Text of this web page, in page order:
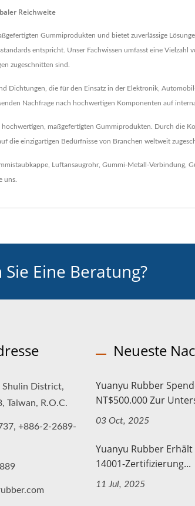
Reichweite
Gummiprodukten und bietet zuverlässige
entspricht. Unser Fachwissen umfasst eine
zugeschnitten sind.
Dichtungen, die für den Einsatz in der Elektronik,
Nachfrage nach hochwertigen Komponenten auf
maßgefertigten Gummiprodukten. Durch die
die einzigartigen Bedürfnisse von Branchen weltweit
Luftansaugrohr, Gummi-Metall-Verbindung
uns
Eine Beratung?
Shulin District,
Taiwan, R.O.C.
+886-2-2689-
Neueste
Yuanyu Rubber
NT$500.000 Zur
03 Oct, 2025
Yuanyu Rubber Erhält
14001-Zertifizierung...
11 Jul, 2025